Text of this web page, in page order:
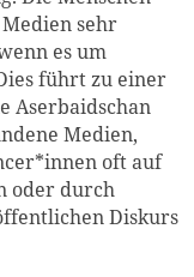
sehr
es um
führt zu einer
Aserbaidschan
Medien,
oft auf
oder durch
Diskurs